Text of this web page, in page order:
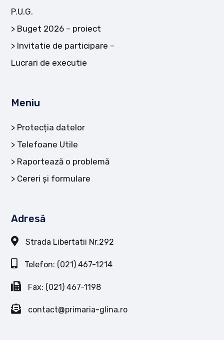
P.U.G.
Buget 2026 – proiect
Invitatie de participare –
Lucrari de executie
Meniu
Protecția datelor
Telefoane Utile
Raportează o problemă
Cereri și formulare
Adresă
Strada Libertatii Nr.292
Telefon: (021) 467-1214
Fax: (021) 467-1198
contact@primaria-glina.ro